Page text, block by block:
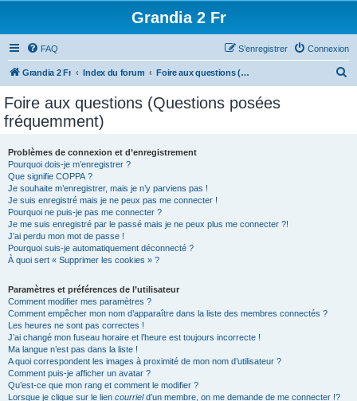
Grandia 2 Fr
FAQ Connexion
S’enregistrer
Grandia 2 Fr Index du forum Foire aux questions (Questions posées fréquemment)
Foire aux questions (Questions posées
fréquemment)
Problèmes de connexion et d’enregistrement
Pourquoi dois-je m’enregistrer ?
Que signifie COPPA ?
Je souhaite m’enregistrer, mais je n’y parviens pas !
Je suis enregistré mais je ne peux pas me connecter !
Pourquoi ne puis-je pas me connecter ?
Je me suis enregistré par le passé mais je ne peux plus me connecter ?!
J’ai perdu mon mot de passe !
Pourquoi suis-je automatiquement déconnecté ?
À quoi sert « Supprimer les cookies » ?
Paramètres et préférences de l’utilisateur
Comment modifier mes paramètres ?
Comment empêcher mon nom d’apparaître dans la liste des membres connectés ?
Les heures ne sont pas correctes !
J’ai changé mon fuseau horaire et l’heure est toujours incorrecte !
Ma langue n’est pas dans la liste !
A quoi correspondent les images à proximité de mon nom d’utilisateur ?
Comment puis-je afficher un avatar ?
Qu’est-ce que mon rang et comment le modifier ?
Lorsque je clique sur le lien courrield’un membre, on me demande de me connecter !?